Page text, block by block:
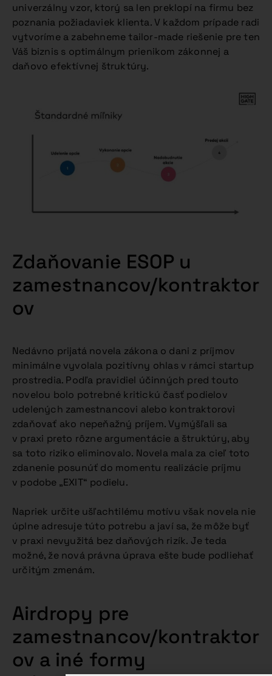
univerzálny vzor, ktorý sa len preklopí na firmu bez
poznania požiadaviek klienta. V každom prípade radi
vytvoríme a zabehneme tailor-made riešenie pre ten
Váš biznis s optimálnym prienikom zákonnej a
daňovo efektívnej štruktúry.
Zdaňovanie ESOP u
zamestnancov/kontraktor
ov
Nedávno prijatá novela zákona o dani z príjmov
minimálne vyvolala pozitívny ohlas v rámci startup
prostredia. Podľa pravidiel účinných pred touto
novelou bolo potrebné kritickú časť podielov
udelených zamestnancovi alebo kontraktorovi
zdaňovať ako nepeňažný príjem. Vymýšľali sa
v praxi preto rôzne argumentácie a štruktúry, aby
sa toto riziko eliminovalo. Novela mala za cieľ toto
zdanenie posunúť do momentu realizácie príjmu
v podobe „EXIT“ podielu.
Napriek určite ušľachtilému motívu však novela nie
úplne adresuje túto potrebu a javí sa, že môže byť
v praxi nevyužitá bez daňových rizík. Je teda
možné, že nová právna úprava ešte bude podliehať
určitým zmenám.
Airdropy pre
zamestnancov/kontraktor
ov a iné formy